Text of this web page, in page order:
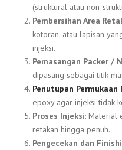
(struktural atau non-
Pembersihan Area
kotoran, atau lapisan
injeksi.
Pemasangan Packer /
dipasang sebagai titik
Penutupan Permukaan
epoxy agar injeksi tidak
Proses Injeksi: Material
retakan hingga penuh.
Pengecekan dan